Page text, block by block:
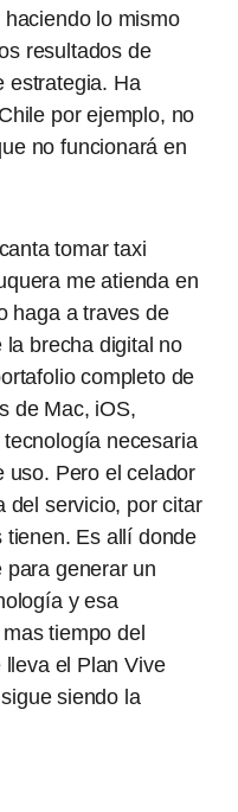
lo mismo
resultados de
estrategia. Ha
por ejemplo, no
no funcionará en
tomar taxi
me atienda en
haga a traves de
la brecha digital no
completo de
de Mac, iOS,
necesaria
uso. Pero el celador
del servicio, por citar
tienen. Es allí donde
para generar un
y esa
tiempo del
el Plan Vive
siendo la